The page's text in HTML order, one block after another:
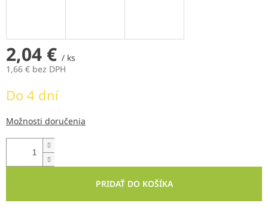
2,04 € / ks
1,66 € bez DPH
cena:
Do 4 dní
Možnosti doručenia
PRIDAŤ DO KOŠÍKA